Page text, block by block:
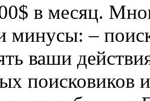
в месяц.
минусы: –
ваши
поисковиков